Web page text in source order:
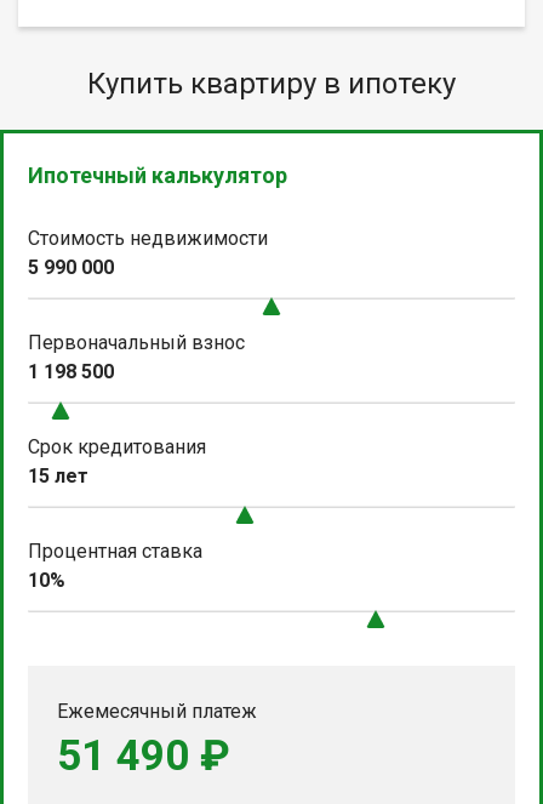
Купить квартиру в ипотеку
Ипотечный калькулятор
Стоимость недвижимости
5 990 000
Первоначальный взнос
1 198 500
Срок кредитования
15 лет
Процентная ставка
10%
Ежемесячный платеж
51 490 ₽